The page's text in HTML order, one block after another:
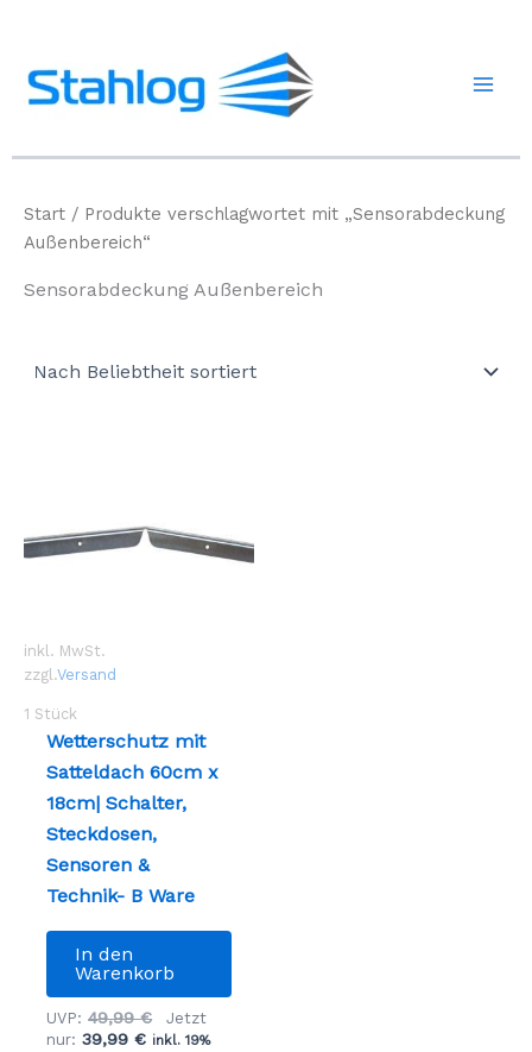
springen
Start / Produkte verschlagwortet mit „Sensorabdeckung
Außenbereich“
Sensorabdeckung Außenbereich
inkl. MwSt.
zzgl.Versand
1 Stück
Wetterschutz mit
Satteldach 60cm x
18cm| Schalter,
Steckdosen,
Sensoren &
Technik- B Ware
In den
Warenkorb
UVP: 49,99€
Ursprünglicher
Preis
Jetzt
nur: 39,99€Aktueller
inkl. 19%